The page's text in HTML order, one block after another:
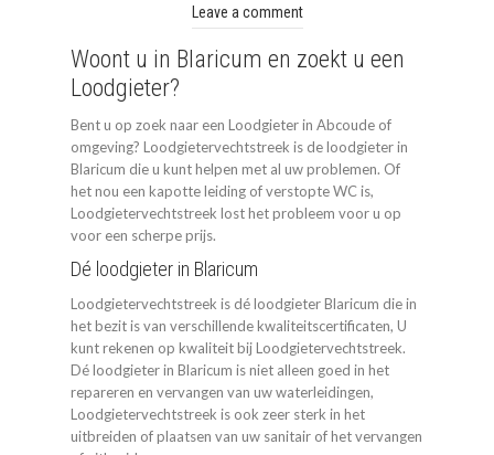
Leave a comment
Woont u in Blaricum en zoekt u een
Loodgieter?
Bent u op zoek naar een Loodgieter in Abcoude of
omgeving? Loodgietervechtstreek is de loodgieter in
Blaricum die u kunt helpen met al uw problemen. Of
het nou een kapotte leiding of verstopte WC is,
Loodgietervechtstreek lost het probleem voor u op
voor een scherpe prijs.
Dé loodgieter in Blaricum
Loodgietervechtstreek is dé loodgieter Blaricum die in
het bezit is van verschillende kwaliteitscertificaten, U
kunt rekenen op kwaliteit bij Loodgietervechtstreek.
Dé loodgieter in Blaricum is niet alleen goed in het
repareren en vervangen van uw waterleidingen,
Loodgietervechtstreek is ook zeer sterk in het
uitbreiden of plaatsen van uw sanitair of het vervangen